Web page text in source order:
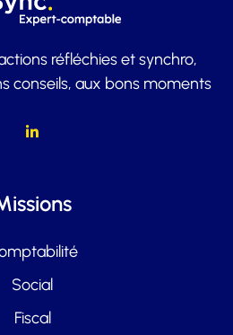
réfléchies et synchro,
conseils, aux bons moments
Social
Fiscal